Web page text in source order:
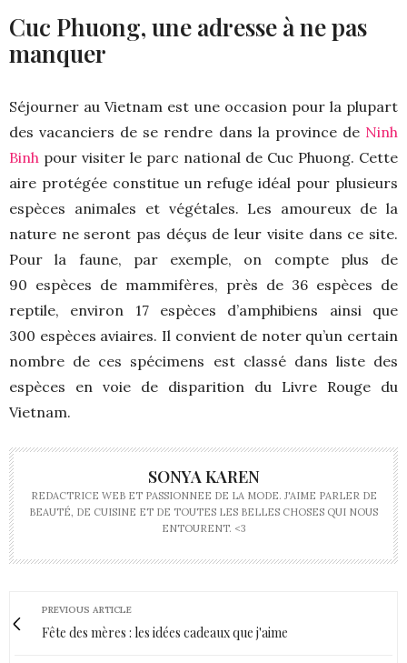
Cuc Phuong, une adresse à ne pas
manquer
Séjourner au Vietnam est une occasion pour la plupart
des vacanciers de se rendre dans la province de Ninh
Binh pour visiter le parc national de Cuc Phuong. Cette
aire protégée constitue un refuge idéal pour plusieurs
espèces animales et végétales. Les amoureux de la
nature ne seront pas déçus de leur visite dans ce site.
Pour la faune, par exemple, on compte plus de
90 espèces de mammifères, près de 36 espèces de
reptile, environ 17 espèces d’amphibiens ainsi que
300 espèces aviaires. Il convient de noter qu’un certain
nombre de ces spécimens est classé dans liste des
espèces en voie de disparition du Livre Rouge du
Vietnam.
SONYA KAREN
REDACTRICE WEB ET PASSIONNEE DE LA MODE. J'AIME PARLER DE
BEAUTÉ, DE CUISINE ET DE TOUTES LES BELLES CHOSES QUI NOUS
ENTOURENT. <3
PREVIOUS ARTICLE
Fête des mères : les idées cadeaux que j'aime